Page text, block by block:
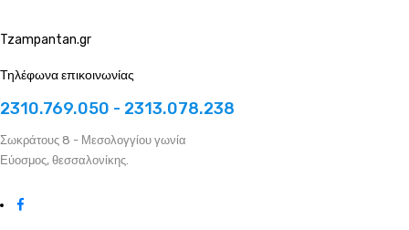
Tzampantan.gr
Τηλέφωνα επικοινωνίας
2310.769.050 - 2313.078.238
Σωκράτους 8 - Μεσολογγίου γωνία
Εύοσμος, θεσσαλονίκης.